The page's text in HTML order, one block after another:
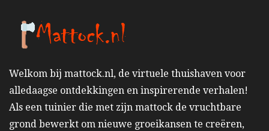
Welkom bij mattock.nl, de virtuele thuishaven voor
alledaagse ontdekkingen en inspirerende verhalen!
Als een tuinier die met zijn mattock de vruchtbare
grond bewerkt om nieuwe groeikansen te creëren,